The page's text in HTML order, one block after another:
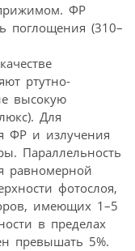
ФР
поглощения (310–
ртутно-
высокую
Для
ФР и излучения
Параллельность
равномерной
фотослоя,
имеющих 1–5
в пределах
превышать 5%.